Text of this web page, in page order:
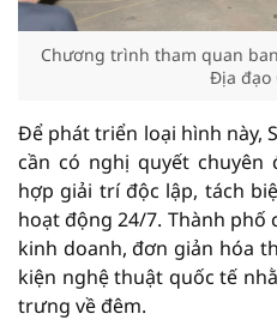
Chương trình tham quan
Địa đạo
Để phát triển loại hình này,
cần có nghị quyết chuyên
hợp giải trí độc lập, tách
hoạt động 24/7. Thành
kinh doanh, đơn giản hóa
kiện nghệ thuật quốc tế
trưng về đêm.